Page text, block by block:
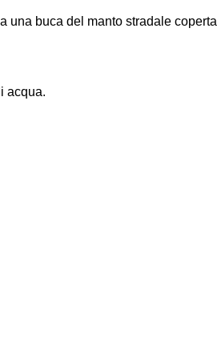
una buca del manto stradale
acqua.